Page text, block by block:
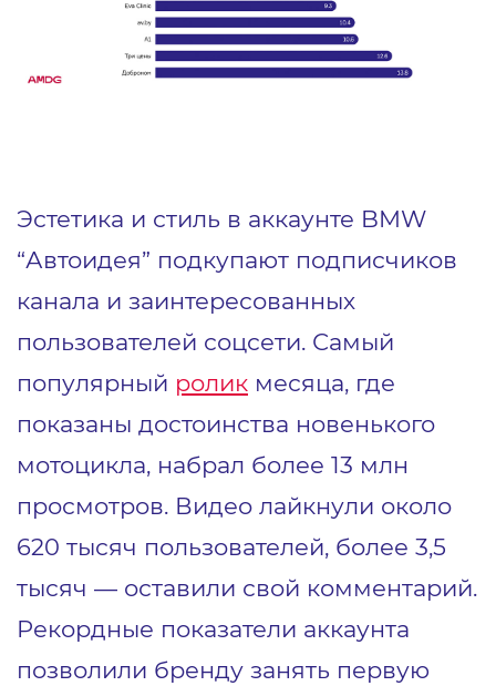
Эстетика и стиль в аккаунте BMW
“Автоидея” подкупают подписчиков
канала и заинтересованных
пользователей соцсети. Самый
популярный ролик месяца, где
показаны достоинства новенького
мотоцикла, набрал более 13 млн
просмотров. Видео лайкнули около
620 тысяч пользователей, более 3,5
тысяч — оставили свой комментарий.
Рекордные показатели аккаунта
позволили бренду занять первую